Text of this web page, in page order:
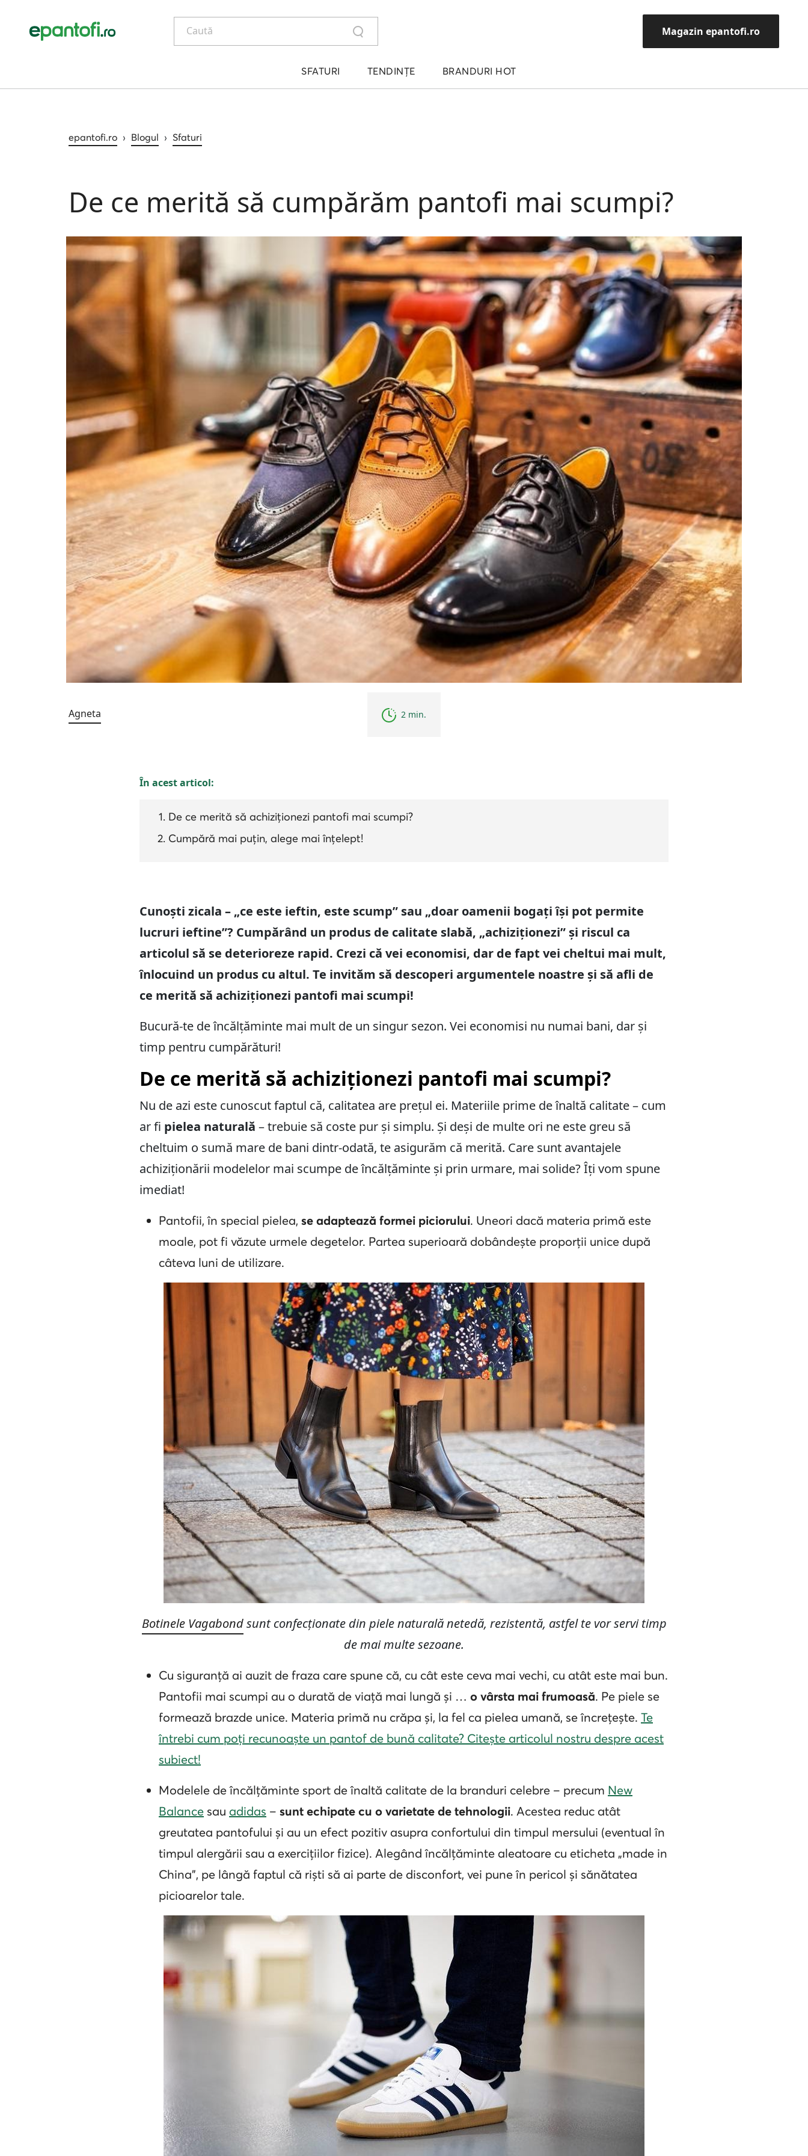
Caută Magazin epantofi.ro
SFATURI TENDINȚE BRANDURI HOT
epantofi.ro › Blogul › Sfaturi
De ce merită să cumpărăm pantofi mai scumpi?
Sfaturi
Agneta 2 min.
În acest articol:
De ce merită să achiziționezi pantofi mai scumpi?
Cumpără mai puțin, alege mai înțelept!
Cunoști zicala – „ce este ieftin, este scump” sau „doar oamenii bogați își pot permite
lucruri ieftine”? Cumpărând un produs de calitate slabă, „achiziționezi” și riscul ca
articolul să se deterioreze rapid. Crezi că vei economisi, dar de fapt vei cheltui mai mult,
înlocuind un produs cu altul. Te invităm să descoperi argumentele noastre și să afli de
ce merită să achiziționezi pantofi mai scumpi!
Bucură-te de încălțăminte mai mult de un singur sezon. Vei economisi nu numai bani, dar și
timp pentru cumpărături!
De ce merită să achiziționezi pantofi mai scumpi?
Nu de azi este cunoscut faptul că, calitatea are prețul ei. Materiile prime de înaltă calitate – cum
ar fi pielea naturală – trebuie să coste pur și simplu. Și deși de multe ori ne este greu să
cheltuim o sumă mare de bani dintr-odată, te asigurăm că merită. Care sunt avantajele
achiziționării modelelor mai scumpe de încălțăminte și prin urmare, mai solide? Îți vom spune
imediat!
Pantofii, în special pielea, se adaptează formei piciorului. Uneori dacă materia primă este
moale, pot fi văzute urmele degetelor. Partea superioară dobândește proporții unice după
câteva luni de utilizare.
Botinele Vagabondsunt confecționate din piele naturală netedă, rezistentă, astfel te vor servi timp
de mai multe sezoane.
Cu siguranță ai auzit de fraza care spune că, cu cât este ceva mai vechi, cu atât este mai bun.
Pantofii mai scumpi au o durată de viață mai lungă și … o vârsta mai frumoasă. Pe piele se
formează brazde unice. Materia primă nu crăpa și, la fel ca pielea umană, se încrețește. Te
întrebi cum poți recunoaște un pantof de bună calitate? Citește articolul nostru despre acest
subiect!
Modelele de încălțăminte sport de înaltă calitate de la branduri celebre – precum New
Balance sau adidas – sunt echipate cu o varietate de tehnologii. Acestea reduc atât
greutatea pantofului și au un efect pozitiv asupra confortului din timpul mersului (eventual în
timpul alergării sau a exercițiilor fizice). Alegând încălțăminte aleatoare cu eticheta „made in
China”, pe lângă faptul că riști să ai parte de disconfort, vei pune în pericol și sănătatea
picioarelor tale.